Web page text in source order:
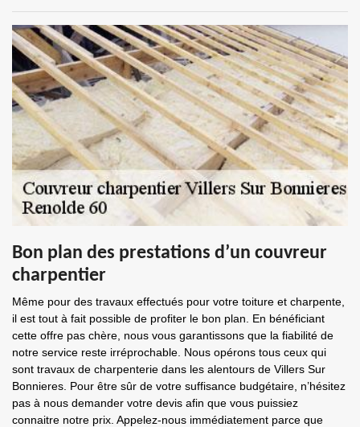
Bon plan des prestations d’un couvreur
charpentier
Même pour des travaux effectués pour votre toiture et charpente,
il est tout à fait possible de profiter le bon plan. En bénéficiant
cette offre pas chère, nous vous garantissons que la fiabilité de
notre service reste irréprochable. Nous opérons tous ceux qui
sont travaux de charpenterie dans les alentours de Villers Sur
Bonnieres. Pour être sûr de votre suffisance budgétaire, n’hésitez
pas à nous demander votre devis afin que vous puissiez
connaitre notre prix. Appelez-nous immédiatement parce que